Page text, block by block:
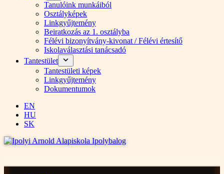
Tanulóink munkáiból
Osztályképek
Linkgyűjtemény
Beiratkozás az 1. osztályba
Félévi bizonyítvány-kivonat / Félévi értesítő
Iskolaválasztási tanácsadó
Tantestület
Tantestületi képek
Linkgyűjtemény
Dokumentumok
EN
HU
SK